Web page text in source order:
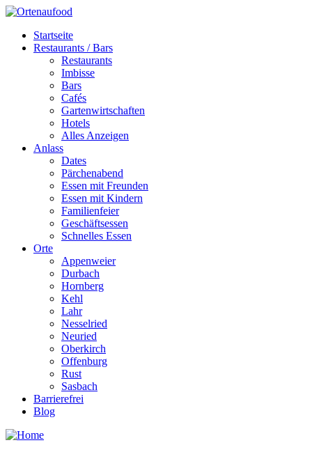
Startseite
Restaurants / Bars
Restaurants
Imbisse
Bars
Cafés
Gartenwirtschaften
Hotels
Alles Anzeigen
Anlass
Dates
Pärchenabend
Essen mit Freunden
Essen mit Kindern
Familienfeier
Geschäftsessen
Schnelles Essen
Orte
Appenweier
Durbach
Hornberg
Kehl
Lahr
Nesselried
Neuried
Oberkirch
Offenburg
Rust
Sasbach
Barrierefrei
Blog